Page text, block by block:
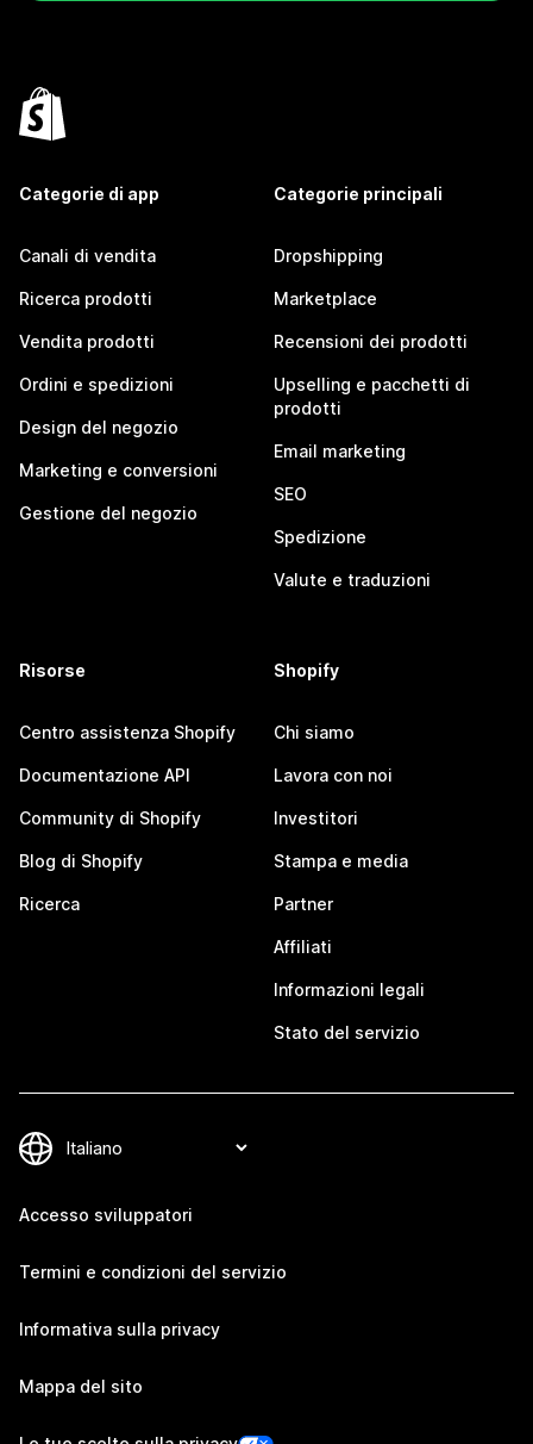
Categorie di app
Canali di vendita
Ricerca prodotti
Vendita prodotti
Ordini e spedizioni
Design del negozio
Marketing e conversioni
Gestione del negozio
Categorie principali
Dropshipping
Marketplace
Recensioni dei prodotti
Upselling e pacchetti di
prodotti
Email marketing
SEO
Spedizione
Valute e traduzioni
Risorse
Centro assistenza Shopify
Documentazione API
Community di Shopify
Blog di Shopify
Ricerca
Shopify
Chi siamo
Lavora con noi
Investitori
Stampa e media
Partner
Affiliati
Informazioni legali
Stato del servizio
Accesso sviluppatori
Termini e condizioni del servizio
Informativa sulla privacy
Mappa del sito